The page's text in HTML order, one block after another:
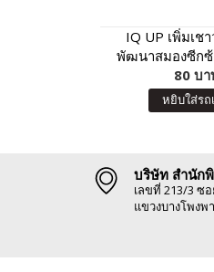
IQ UP เพิ่มเ
พัฒนาสมองซีกซ้
(สำหรับอา
80 บ
หยิบใส่รถ
บริษัท สำนัก
เลขที่ 213/3 ซ
แขวงบางโพงพ